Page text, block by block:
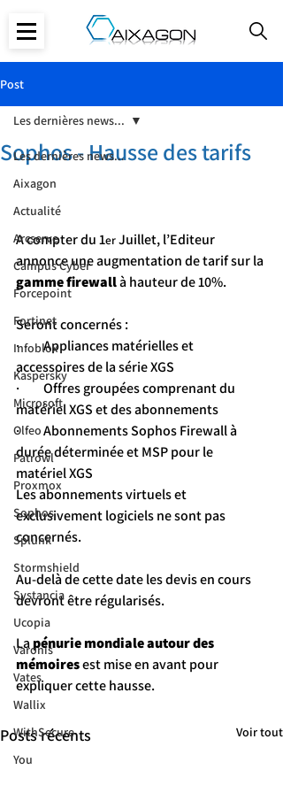
Post
Les dernières news...
Aixagon
Actualité
Arcserve
Campus Cyber
Forcepoint
Fortinet
Infoblox
Kaspersky
Microsoft
Olfeo
Patrowl
Proxmox
Sophos
Splunk
Stormshield
Systancia
Ucopia
Varonis
Vates
Wallix
WithSecure
You
Les dernières news...
Sophos - Hausse des tarifs
A compter du 1er Juillet, l’Editeur
annonce une augmentation de tarif sur la
gamme firewall à hauteur de 10%.
Seront concernés :
·         Appliances matérielles et
accessoires de la série XGS
·         Offres groupées comprenant du
matériel XGS et des abonnements
·         Abonnements Sophos Firewall à
durée déterminée et MSP pour le
matériel XGS
Les abonnements virtuels et
exclusivement logiciels ne sont pas
concernés.
Au-delà de cette date les devis en cours
devront être régularisés.
La pénurie mondiale autour des
mémoires est mise en avant pour
expliquer cette hausse.
Posts récents Voir tout